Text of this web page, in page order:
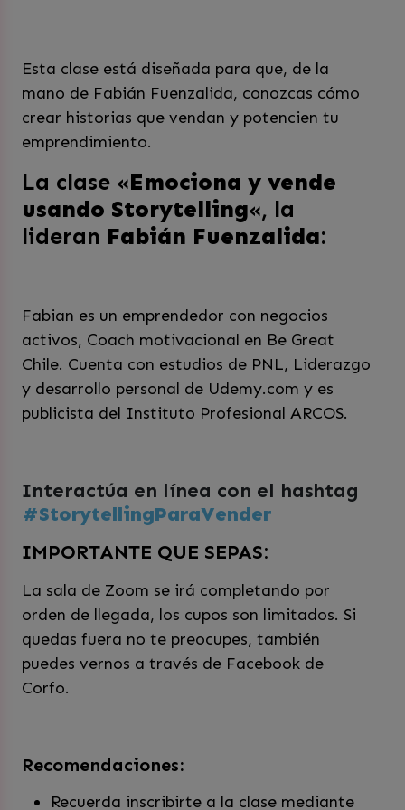
Esta clase está diseñada para que, de la
mano de Fabián Fuenzalida, conozcas cómo
crear historias que vendan y potencien tu
emprendimiento.
La clase «Emociona y vende
usando Storytelling«, la
lideran Fabián Fuenzalida:
Fabian es un emprendedor con negocios
activos, Coach motivacional en Be Great
Chile. Cuenta con estudios de PNL, Liderazgo
y desarrollo personal de Udemy.com y es
publicista del Instituto Profesional ARCOS.
Interactúa en línea con el hashtag
#StorytellingParaVender
IMPORTANTE QUE SEPAS:
La sala de Zoom se irá completando por
orden de llegada, los cupos son limitados. Si
quedas fuera no te preocupes, también
puedes vernos a través de Facebook de
Corfo.
Recomendaciones:
Recuerda inscribirte a la clase mediante